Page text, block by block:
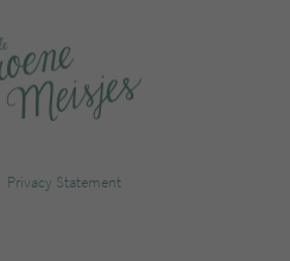
Privacy Statement